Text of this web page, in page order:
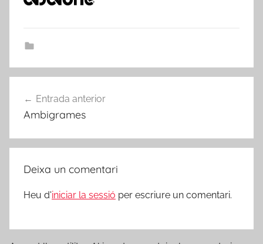
d'entrades
Entrada anterior
Ambigrames
Deixa un comentari
Heu d'iniciar la sessió per escriure un comentari.